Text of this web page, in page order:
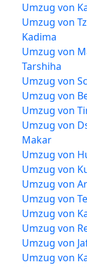
Umzug von
Umzug von
Kadima
Umzug von
Tarshiha
Umzug von
Umzug von
Umzug von
Umzug von
Makar
Umzug von
Umzug von
Umzug von
Umzug von
Umzug von
Umzug von
Umzug von
Umzug von